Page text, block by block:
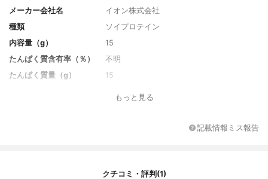
メーカー会社名
イオン株式会社
種類
ソイプロテイン
内容量（g）
15
たんぱく質含有率（％）
不明
たんぱく質量（g）
15
日本
もっと見る
記載情報ミス報告
クチコミ・評判(1)